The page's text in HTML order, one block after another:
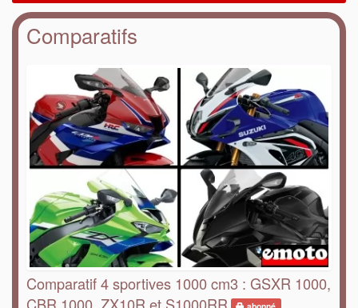
Comparatifs
Comparatif 4 sportives 1000 cm3 : GSXR 1000,
CBR 1000, ZX10R et S1000RR